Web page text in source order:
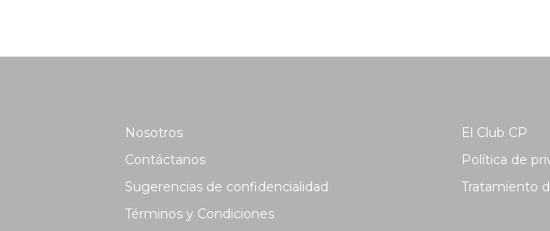
Nosotros
Contáctanos
Sugerencias de confidencialidad
Términos y Condiciones
El Club CP
Política de
Tratamiento